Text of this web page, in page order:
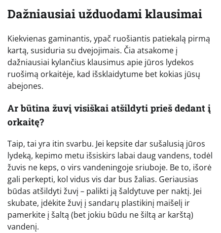
Dažniausiai užduodami klausimai
Kiekvienas gaminantis, ypač ruošiantis patiekalą pirmą
kartą, susiduria su dvejojimais. Čia atsakome į
dažniausiai kylančius klausimus apie jūros lydekos
ruošimą orkaitėje, kad išsklaidytume bet kokias jūsų
abejones.
Ar būtina žuvį visiškai atšildyti prieš dedant į
orkaitę?
Taip, tai yra itin svarbu. Jei kepsite dar sušalusią jūros
lydeką, kepimo metu išsiskirs labai daug vandens, todėl
žuvis ne keps, o virs vandeningoje sriuboje. Be to, išorė
gali perkepti, kol vidus vis dar bus žalias. Geriausias
būdas atšildyti žuvį – palikti ją šaldytuve per naktį. Jei
skubate, įdėkite žuvį į sandarų plastikinį maišelį ir
pamerkite į šaltą (bet jokiu būdu ne šiltą ar karštą)
vandenį.